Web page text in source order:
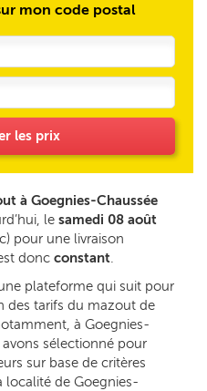
mon code postal
les prix
à Goegnies-Chaussée
le samedi 08 août
pour une livraison
donc constant.
plateforme qui suit pour
des tarifs du mazout de
à Goegnies-
sélectionné pour
sur base de critères
localité de Goegnies-